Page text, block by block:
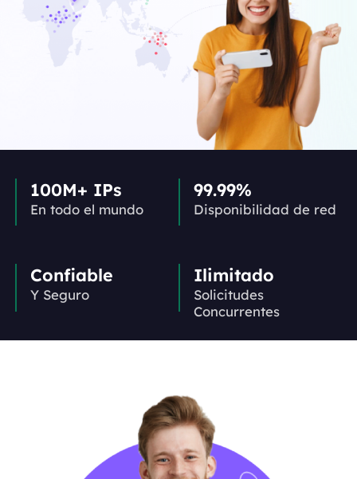
100M+ IPs
En todo el mundo
99.99%
Disponibilidad de red
Confiable
Y Seguro
Ilimitado
Solicitudes
Concurrentes